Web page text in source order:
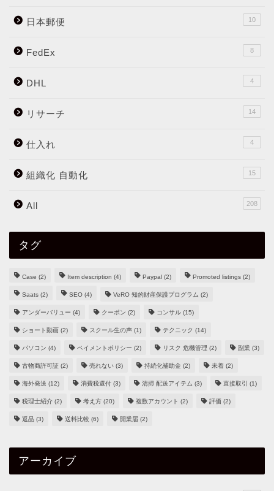
日本郵便 10
FedEx 8
DHL 4
リサーチ 14
仕入れ 4
組織化 自動化 15
All 208
タグ
Case (2) Item description (4) Paypal (2) Promoted listings (2)
Saats (2) SEO (4) VeRO 知的財産保護プログラム (2)
アンダーバリュー (4) クーポン (2) コンサル (15)
ショート動画 (2) スクール生の声 (1) テクニック (14)
パソコン (4) ペイメントポリシー (2) リスク 危機管理 (2) 副業 (3)
古物商許可証 (2) 売れない (3) 持続化補助金 (2) 未着 (2)
海外発送 (12) 消費税還付 (3) 清掃 配送アイテム (3) 直接取引 (1)
税理士紹介 (2) 考え方 (20) 複数アカウント (2) 評価 (2)
返品 (3) 送料比較 (6) 開業届 (2)
アーカイブ